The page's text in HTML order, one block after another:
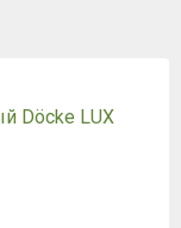
Döcke LUX